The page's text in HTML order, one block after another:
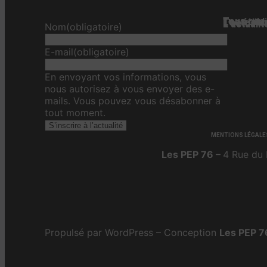
Nom(obligatoire)
E-mail(obligatoire)
En envoyant vos informations, vous
nous autorisez à vous envoyer des e-
mails. Vous pouvez vous désabonner à
tout moment.
S’inscrire à l’actualité
Tous
Les
Toute
MENTIONS
Les PEP 76 – 4 Rue du
Propulsé par WordPress – Conception Les PEP